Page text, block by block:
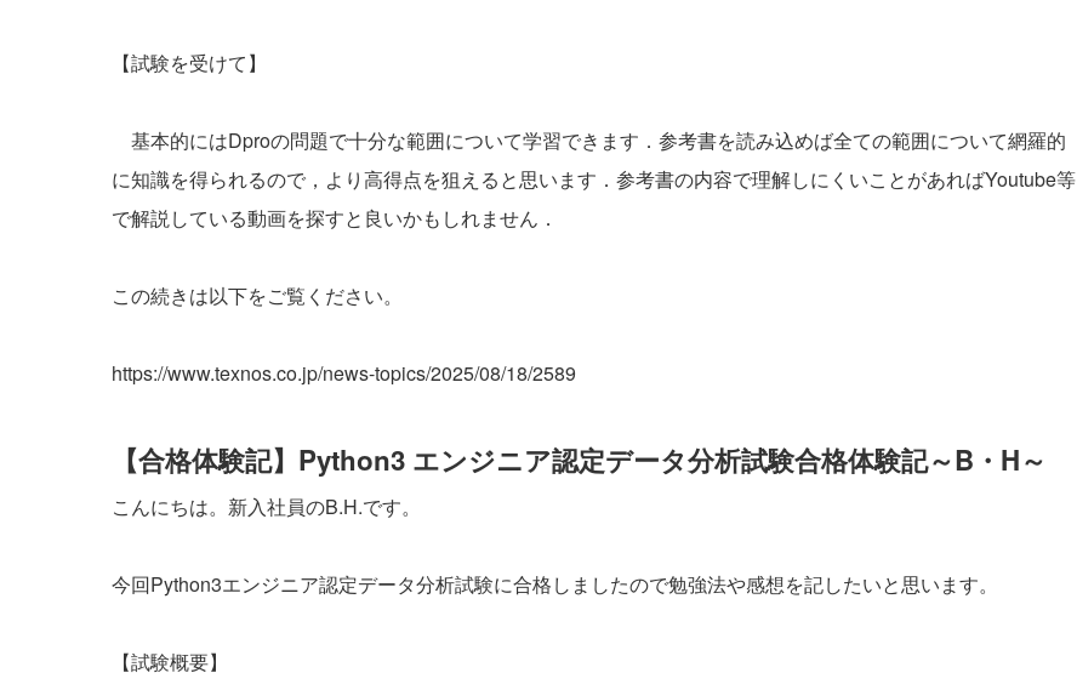
【試験を受けて】
基本的にはDproの問題で十分な範囲について学習できます．参考書を読み込めば全ての範囲について網羅的
に知識を得られるので，より高得点を狙えると思います．参考書の内容で理解しにくいことがあればYoutube等
で解説している動画を探すと良いかもしれません．
この続きは以下をご覧ください。
https://www.texnos.co.jp/news-topics/2025/08/18/2589
【合格体験記】Python3 エンジニア認定データ分析試験合格体験記～B・H～
こんにちは。新入社員のB.H.です。
今回Python3エンジニア認定データ分析試験に合格しましたので勉強法や感想を記したいと思います。
【試験概要】